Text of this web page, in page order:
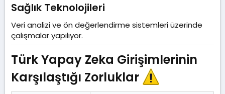
Sağlık Teknolojileri​
Veri analizi ve ön değerlendirme sistemleri üzerinde
çalışmalar yapılıyor.
Türk Yapay Zeka Girişimlerinin
Karşılaştığı Zorluklar